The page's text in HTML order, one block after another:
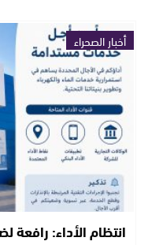
أخبار الصحراء
انتظام الأداء: